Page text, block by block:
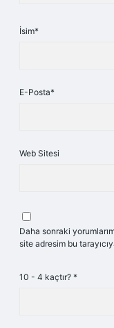
İsim*
E-Posta*
Web Sitesi
Daha sonraki
site adresim bu
10 - 4 kaçtır? *